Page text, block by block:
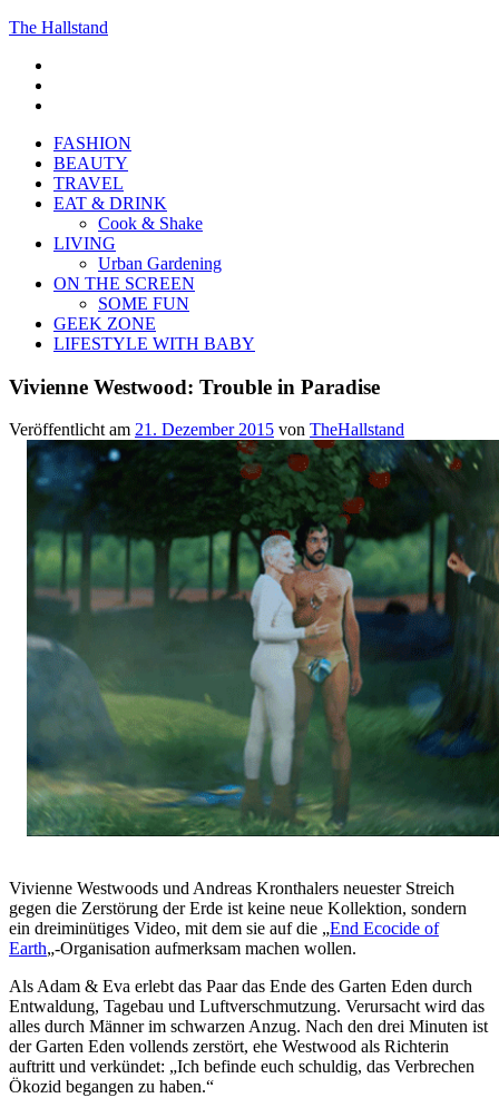
The Hallstand
FASHION
BEAUTY
TRAVEL
EAT & DRINK
Cook & Shake
LIVING
Urban Gardening
ON THE SCREEN
SOME FUN
GEEK ZONE
LIFESTYLE WITH BABY
Vivienne Westwood: Trouble in Paradise
Veröffentlicht am 21. Dezember 2015 von TheHallstand
Vivienne Westwoods und Andreas Kronthalers neuester Streich
gegen die Zerstörung der Erde ist keine neue Kollektion, sondern
ein dreiminütiges Video, mit dem sie auf die „End Ecocide of
Earth„-Organisation aufmerksam machen wollen.
Als Adam & Eva erlebt das Paar das Ende des Garten Eden durch
Entwaldung, Tagebau und Luftverschmutzung. Verursacht wird das
alles durch Männer im schwarzen Anzug. Nach den drei Minuten ist
der Garten Eden vollends zerstört, ehe Westwood als Richterin
auftritt und verkündet: „Ich befinde euch schuldig, das Verbrechen
Ökozid begangen zu haben.“